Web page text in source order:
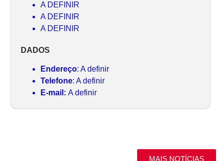
A DEFINIR
A DEFINIR
A DEFINIR
DADOS
Endereço: A definir
Telefone: A definir
E-mail: A definir
MAIS NOTÍCIAS